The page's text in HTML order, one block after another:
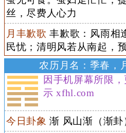
丝，尽费人心力
月丰歉歌 丰歉歌：风雨相
民忧；清明风若从南起，
农历月名：季春，
因手机屏幕所限
示 xfhl.com
今日卦象 渐 风山渐（渐